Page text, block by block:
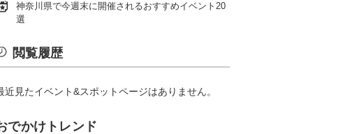
神奈川県で今週末に開催されるおすすめイベント20
選
閲覧履歴
近見たイベント&スポットページはありません。
でかけトレンド